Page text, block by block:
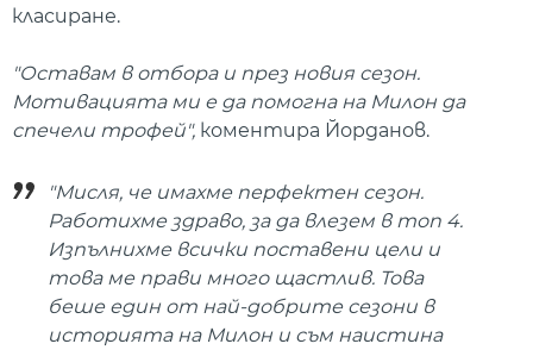
класиране.
"Оставам в отбора и през новия сезон.
Мотивацията ми е да помогна на Милон да
спечели трофей", коментира Йорданов.
"Мисля, че имахме перфектен сезон.
Работихме здраво, за да влезем в топ 4.
Изпълнихме всички поставени цели и
това ме прави много щастлив. Това
беше един от най-добрите сезони в
историята на Милон и съм наистина